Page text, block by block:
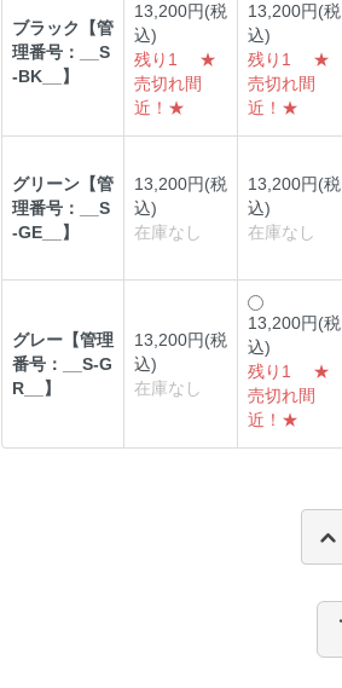
ブラック【管
理番号：__S
-BK__】
13,200円(税
込)
残り1 ★
売切れ間
近！★
13,200円(税
込)
残り1 ★
売切れ間
近！★
グリーン【管
理番号：__S
-GE__】
13,200円(税
込)
在庫なし
13,200円(税
込)
在庫なし
グレー【管理
番号：__S-G
R__】
13,200円(税
込)
在庫なし
13,200円(税
込)
残り1 ★
売切れ間
近！★